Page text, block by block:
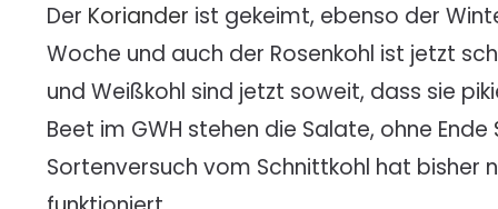
Der Koriander ist gekeimt, ebenso der
Woche und auch der Rosenkohl ist jetzt
und Weißkohl sind jetzt soweit, dass sie
Beet im GWH stehen die Salate, ohne Ende
Sortenversuch vom Schnittkohl hat bisher